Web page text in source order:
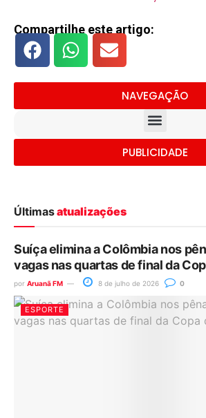
Compartilhe este artigo:
NAVEGAÇÃO
PUBLICIDADE
Últimasatualizações
Suíça elimina a Colômbia nos
vagas nas quartas de final da
por Aruanã FM 8 de julho de 2026 0
ESPORTE